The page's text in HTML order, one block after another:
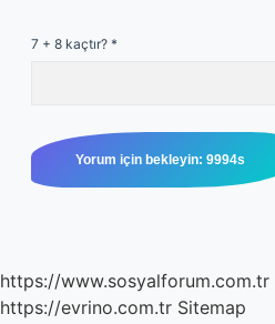
7 + 8 kaçtır? *
https://www.sosyalforum.com.tr
https://evrino.com.tr Sitemap